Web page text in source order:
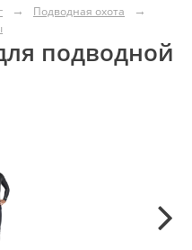
Подводная охота
подводной